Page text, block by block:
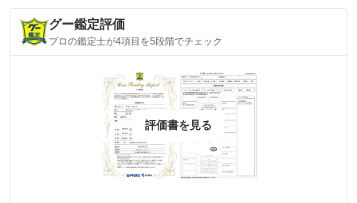
グー鑑定評価
プロの鑑定士が4項目を5段階でチェック
評価書を見る